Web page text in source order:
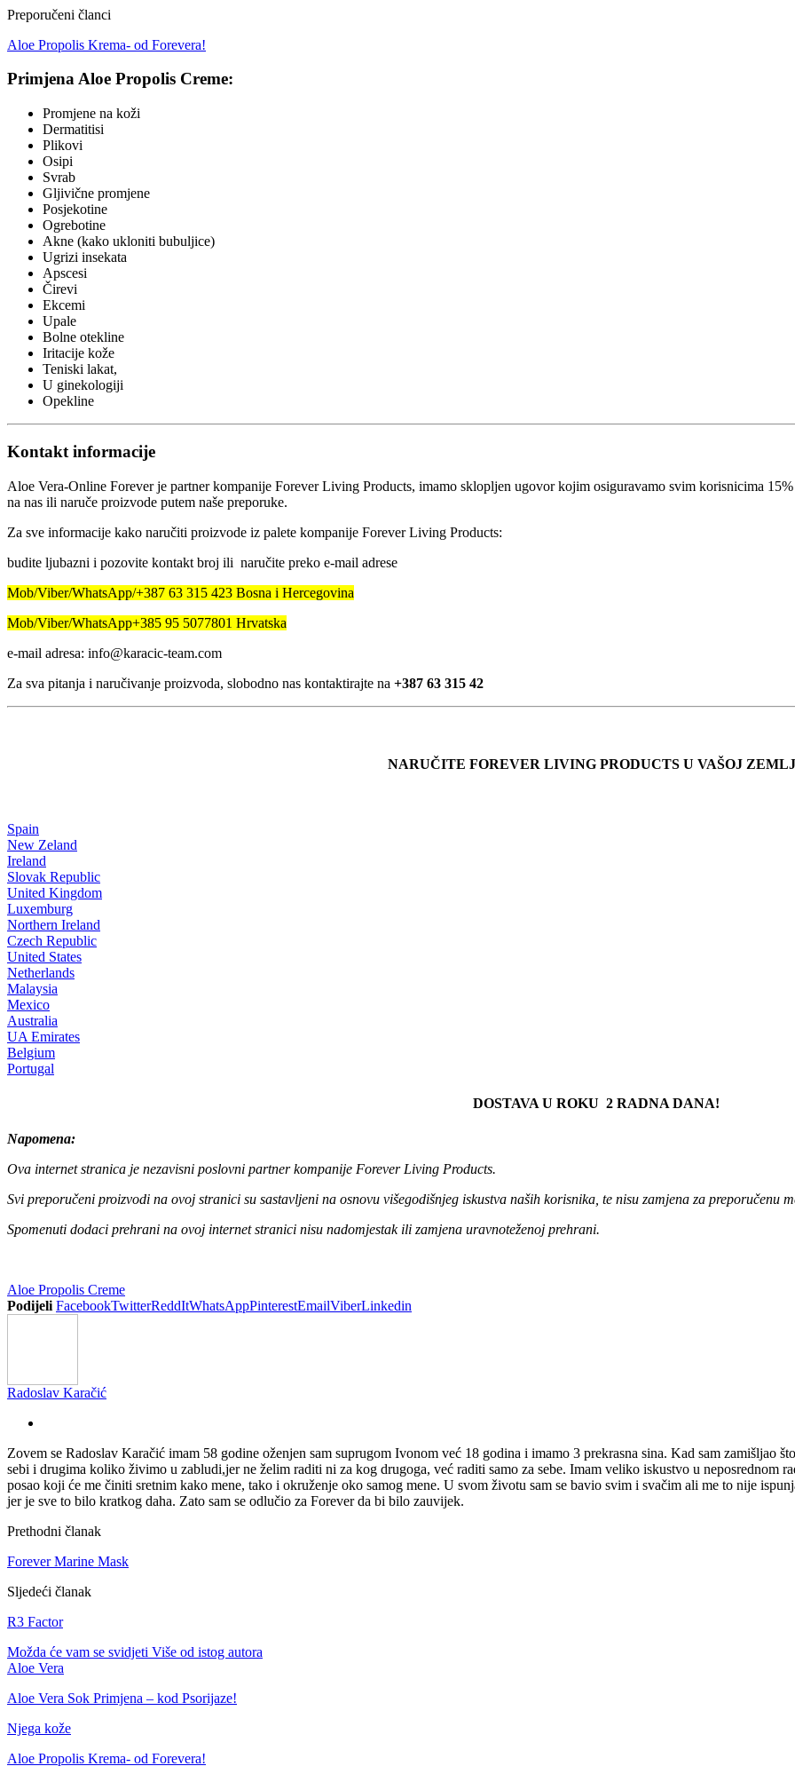
Preporučeni članci
Aloe Propolis Krema- od Forevera!
Primjena Aloe Propolis Creme:
Promjene na koži
Dermatitisi
Plikovi
Osipi
Svrab
Gljivične promjene
Posjekotine
Ogrebotine
Akne (kako ukloniti bubuljice)
Ugrizi insekata
Apscesi
Čirevi
Ekcemi
Upale
Bolne otekline
Iritacije kože
Teniski lakat,
U ginekologiji
Opekline
Kontakt informacije
Aloe Vera-Online Forever je partner kompanije Forever Living Products, imamo sklopljen ugovor kojim osiguravamo svim korisnicima
na nas ili naruče proizvode putem naše preporuke.
Za sve informacije kako naručiti proizvode iz palete kompanije Forever Living Products:
budite ljubazni i pozovite kontakt broj ili naručite preko e-mail adrese
Mob/Viber/WhatsApp/+387 63 315 423 Bosna i Hercegovina
Mob/Viber/WhatsApp+385 95 5077801 Hrvatska
e-mail adresa: info@karacic-team.com
Za sva pitanja i naručivanje proizvoda, slobodno nas kontaktirajte na +387 63 315 42
NARUČITE FOREVER LIVING PRODUCTS U VAŠOJ
Spain
New Zeland
Ireland
Slovak Republic
United Kingdom
Luxemburg
Northern Ireland
Czech Republic
United States
Netherlands
Malaysia
Mexico
Australia
UA Emirates
Belgium
Portugal
DOSTAVA U ROKU 2 RADNA DANA!
Napomena:
Ova internet stranica je nezavisni poslovni partner kompanije Forever Living Products.
Svi preporučeni proizvodi na ovoj stranici su sastavljeni na osnovu višegodišnjeg iskustva naših korisnika, te nisu zamjena za preporučenu
Spomenuti dodaci prehrani na ovoj internet stranici nisu nadomjestak ili zamjena uravnoteženoj prehrani.
Aloe Propolis Creme
Podijeli FacebookTwitterReddItWhatsAppPinterestEmailViberLinkedin
Radoslav Karačić
Zovem se Radoslav Karačić imam 58 godine oženjen sam suprugom Ivonom već 18 godina i imamo 3 prekrasna sina. Kad sam zamišljao
sebi i drugima koliko živimo u zabludi,jer ne želim raditi ni za kog drugoga, već raditi samo za sebe. Imam veliko iskustvo u neposrednom
posao koji će me činiti sretnim kako mene, tako i okruženje oko samog mene. U svom životu sam se bavio svim i svačim ali me to nije
jer je sve to bilo kratkog daha. Zato sam se odlučio za Forever da bi bilo zauvijek.
Prethodni članak
Forever Marine Mask
Sljedeći članak
R3 Factor
Možda će vam se svidjeti Više od istog autora
Aloe Vera
Aloe Vera Sok Primjena – kod Psorijaze!
Njega kože
Aloe Propolis Krema- od Forevera!